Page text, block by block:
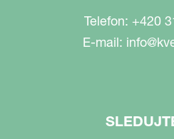
Telefon: +420
E-mail: